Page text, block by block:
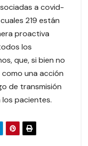
a covid-
219 están
proactiva
los
que, si bien no
una acción
de transmisión
pacientes.